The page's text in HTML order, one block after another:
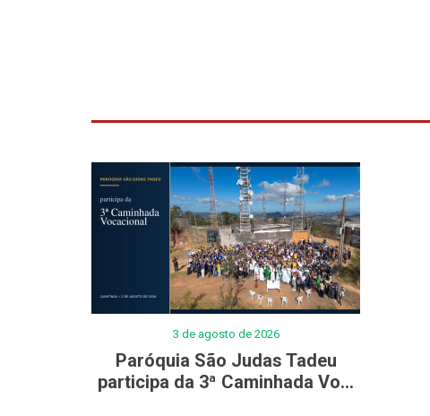
3 de agosto de 2026
Paróquia São Judas Tadeu
participa da 3ª Caminhada Vo...